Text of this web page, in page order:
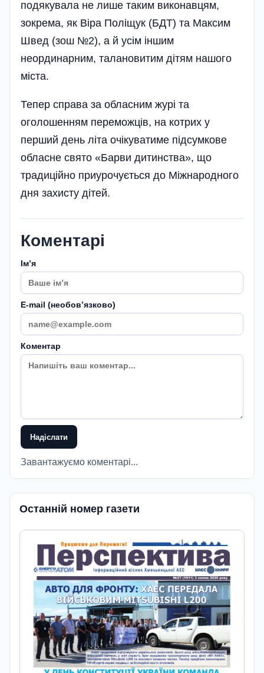
подякувала не лише таким виконавцям,
зокрема, як Віра Поліщук (БДТ) та Максим
Швед (зош №2), а й усім іншим
неординарним, талановитим дітям нашого
міста.
Тепер справа за обласним журі та
оголошенням переможців, на котрих у
перший день літа очікуватиме підсумкове
обласне свято «Барви дитинства», що
традиційно приурочується до Міжнародного
дня захисту дітей.
Коментарі
Імʼя
E-mail (необовʼязково)
Коментар
Надіслати
Завантажуємо коментарі...
Останній номер газети